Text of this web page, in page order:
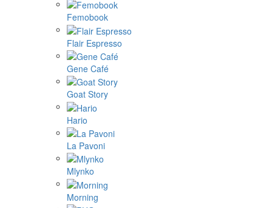
Femobook
Flair Espresso
Gene Café
Goat Story
Hario
La Pavoni
Mlynko
Morning